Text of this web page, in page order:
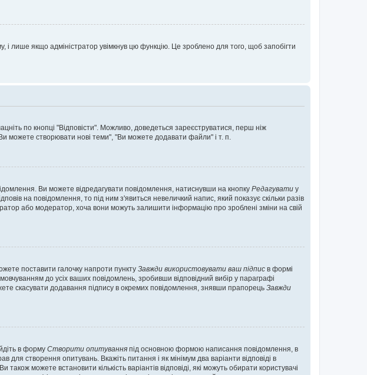
і лише якщо адміністратор увімкнув цю функцію. Це зроблено для того, щоб запобігти
по кнопці "Відповісти". Можливо, доведеться зареєструватися, перш ніж
можете створювати нові теми", "Ви можете додавати файли" і т. п.
Ви можете відредагувати повідомлення, натиснувши на кнопку Редагувати у
на повідомлення, то під ним з'явиться невеличкий напис, який показує скільки разів
або модератор, хоча вони можуть залишити інформацію про зроблені зміни на свій
поставити галочку напроти пункту Завжди використовувати ваш підпис в формі
до усіх ваших повідомлень, зробивши відповідний вибір у параграфі
скасувати додавання підпису в окремих повідомлення, знявши прапорець Завжди
в форму Створити опитування під основною формою написання повідомлення, в
створення опитувань. Вкажіть питання і як мінімум два варіанти відповіді в
можете встановити кількість варіантів відповіді, які можуть обирати користувачі